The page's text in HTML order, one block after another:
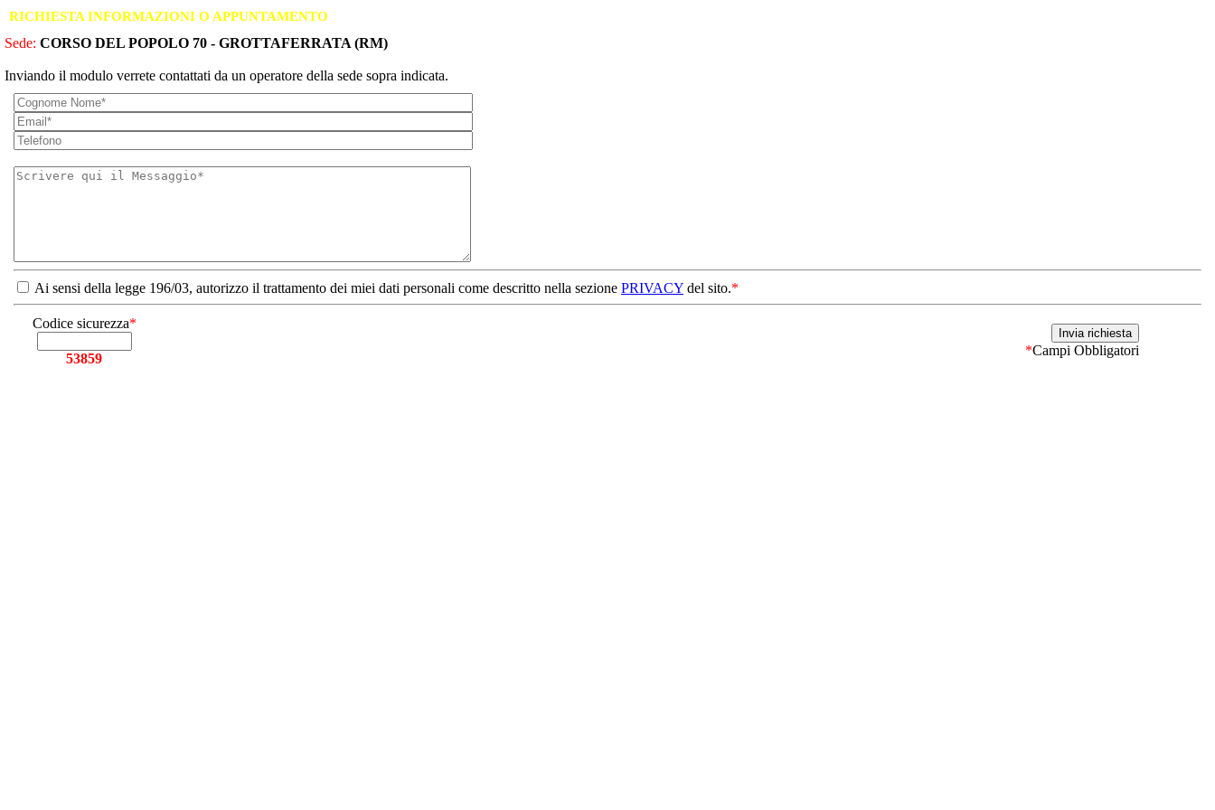
RICHIESTA INFORMAZIONI O APPUNTAMENTO
Sede: CORSO DEL POPOLO 70 - GROTTAFERRATA (RM)
Inviando il modulo verrete contattati da un operatore della sede sopra indicata.
Ai sensi della legge 196/03, autorizzo il trattamento dei miei dati personali come descritto nella sezione PRIVACY del sito.*
Codice sicurezza*
53859
*Campi Obbligatori